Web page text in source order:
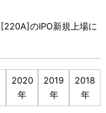
のIPO新規上場に
2020
年
2019
年
2018
年